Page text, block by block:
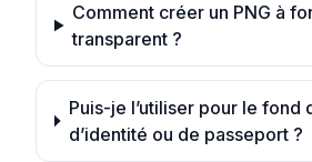
Comment créer un PNG à
transparent ?
Puis-je l’utiliser pour le fond
d’identité ou de passeport ?